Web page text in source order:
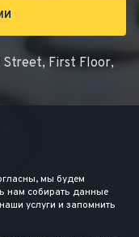
First Floor,
мы будем
нам собирать данные
услуги и запомнить